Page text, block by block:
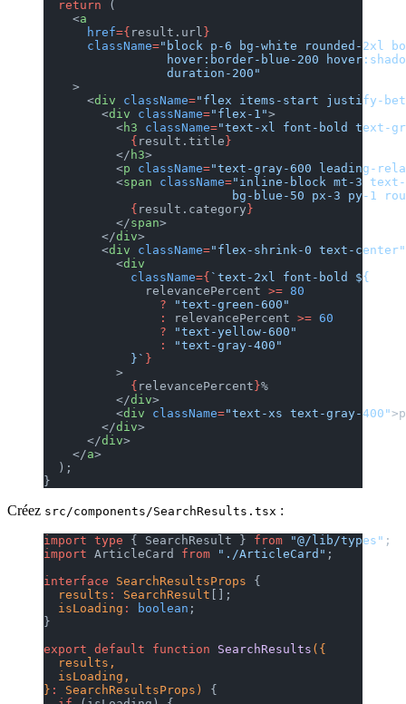
  return
(
    <
a
      href
={ result.url }
      className
="block p-6 bg-white rounded-2xl
hover:border-blue-200
                 duration-200"
    >
      <
div className="flex items-start justify-
        <
div className="flex-1">
          <
h3 className="text-xl font-bold text-
            {
result.title }
          </
h3>
          <
p className="text-gray-600 leading-
          <
span className="inline-block mt-3 text-
bg-blue-50 px-3 py-1
            {
result.category }
          </
span>
        </
div>
        <
div className="flex-shrink-0 text-center"
          <
div
            className
={ `text-2xl font-bold ${
              relevancePercent
>= 80
                ?
"text-green-600"
                :
relevancePercent >= 60
                ?
"text-yellow-600"
                :
"text-gray-400"
            }`
}
          >
            {
relevancePercent }%
          </
div>
          <
div className="text-xs text-gray-400"
        </
div>
      </
div>
    </
a>
  );
}
Créez src/components/SearchResults.tsx :
import type { SearchResult } from "@/lib/types" ;
import ArticleCard from "./ArticleCard" ;
interface SearchResultsProps {
  results
: SearchResult [];
  isLoading
: boolean ;
}
export default function SearchResults ({
  results,
  isLoading,
} : SearchResultsProps) {